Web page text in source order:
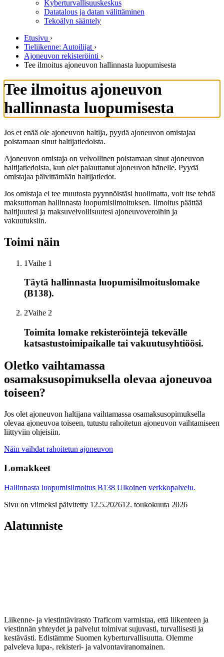
Kyberturvallisuuskeskus
Datatalous ja datan välittäminen
Tekoälyn sääntely
Etusivu ›
Tieliikenne: Autoilijat ›
Ajoneuvon rekisteröinti ›
Tee ilmoitus ajoneuvon hallinnasta luopumisesta
Tee ilmoitus ajoneuvon
hallinnasta luopumisesta
Jos et enää ole ajoneuvon haltija, pyydä ajoneuvon omistajaa
poistamaan sinut haltijatiedoista.
Ajoneuvon omistaja on velvollinen poistamaan sinut ajoneuvon
haltijatiedoista, kun olet palauttanut ajoneuvon hänelle. Pyydä
omistajaa päivittämään haltijatiedot.
Jos omistaja ei tee muutosta pyynnöistäsi huolimatta, voit itse tehdä
maksuttoman hallinnasta luopumisilmoituksen. Ilmoitus päättää
haltijuutesi ja maksuvelvollisuutesi ajoneuvoveroihin ja
vakuutuksiin.
Toimi näin
1Vaihe 1
Täytä hallinnasta luopumisilmoituslomake
(B138).
2Vaihe 2
Toimita lomake rekisteröintejä tekevälle
katsastustoimipaikalle tai vakuutusyhtiöösi.
Oletko vaihtamassa
osamaksusopimuksella olevaa ajoneuvoa
toiseen?
Jos olet ajoneuvon haltijana vaihtamassa osamaksusopimuksella
olevaa ajoneuvoa toiseen, tutustu rahoitetun ajoneuvon vaihtamiseen
liittyviin ohjeisiin.
Näin vaihdat rahoitetun ajoneuvon
Lomakkeet
Hallinnasta luopumisilmoitus B138 Ulkoinen verkkopalvelu.
Sivu on viimeksi päivitetty 12.5.202612. toukokuuta 2026
Alatunniste
Liikenne- ja viestintävirasto Traficom varmistaa, että liikenteen ja
viestinnän yhteydet ja palvelut toimivat sujuvasti, turvallisesti ja
kestävästi. Edistämme Suomen kyberturvallisuutta. Olemme
palveleva lupa-, rekisteri- ja valvontaviranomainen.